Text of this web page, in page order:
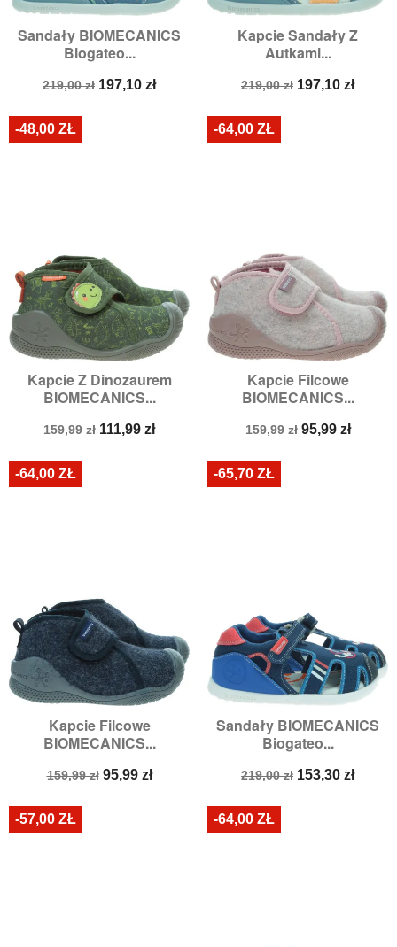
Sandały BIOMECANICS
Biogateo...
Cena
219,00 zł Cena
197,10 zł
Kapcie Sandały Z
Autkami...
Cena
219,00 zł Cena
197,10 zł
Kapcie Z Dinozaurem
BIOMECANICS...
Cena
159,99 zł Cena
111,99 zł
-48,00 ZŁ
Kapcie Filcowe
BIOMECANICS...
Cena
159,99 zł Cena
95,99 zł
-64,00 ZŁ
Kapcie Filcowe
BIOMECANICS...
Cena
159,99 zł Cena
95,99 zł
-64,00 ZŁ
Sandały BIOMECANICS
Biogateo...
Cena
219,00 zł Cena
153,30 zł
-65,70 ZŁ
-57,00 ZŁ -64,00 ZŁ